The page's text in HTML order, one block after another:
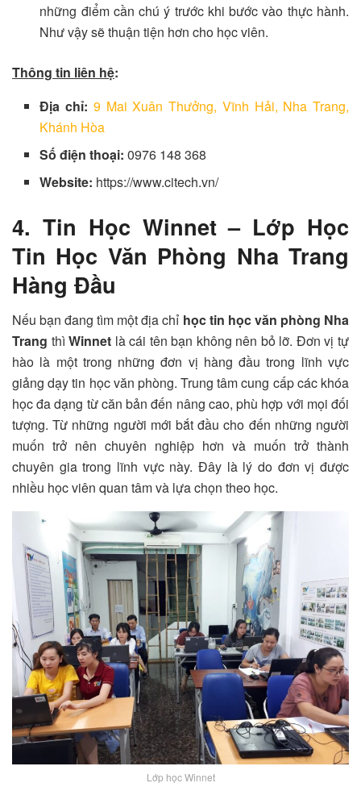
những điểm cần chú ý trước khi bước vào thực hành.
Như vậy sẽ thuận tiện hơn cho học viên.
Thông tin liên hệ:
Địa chỉ: 9 Mai Xuân Thưởng, Vĩnh Hải, Nha Trang,
Khánh Hòa
Số điện thoại:0976 148 368
Website: https://www.citech.vn/
4. Tin Học Winnet – Lớp Học
Tin Học Văn Phòng Nha Trang
Hàng Đầu
Nếu bạn đang tìm một địa chỉ học tin học văn phòng Nha
Trang thìWinnet là cái tên bạn không nên bỏ lỡ. Đơn vị tự
hào là một trong những đơn vị hàng đầu trong lĩnh vực
giảng dạy tin học văn phòng. Trung tâm cung cấp các khóa
học đa dạng từ căn bản đến nâng cao, phù hợp với mọi đối
tượng. Từ những người mới bắt đầu cho đến những người
muốn trở nên chuyên nghiệp hơn và muốn trở thành
chuyên gia trong lĩnh vực này. Đây là lý do đơn vị được
nhiều học viên quan tâm và lựa chọn theo học.
Lớp học Winnet